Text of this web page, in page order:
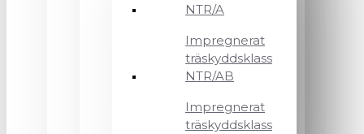
NTR/A
Impregnerat
träskyddsklass
NTR/AB
Impregnerat
träskyddsklass